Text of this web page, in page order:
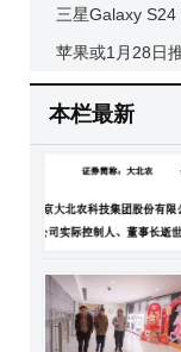
红，“糖”走向理
三星Galaxy
金旗舰，开启智
苹果或1月28日
Max芯片搭配创
本栏最新